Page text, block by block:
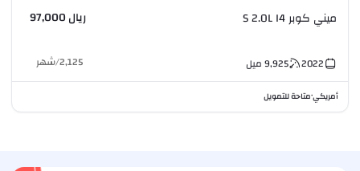
ميني كوبر S 2.0L I4 ريال 97,000
2022
9,925 ميل 2,125
/شهر
أمريكي•متاحة للتمويل